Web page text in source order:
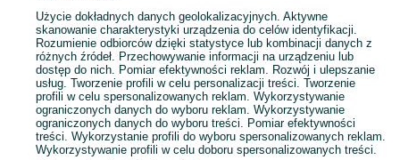
Użycie dokładnych danych geolokalizacyjnych. Aktywne
skanowanie charakterystyki urządzenia do celów identyfikacji.
Rozumienie odbiorców dzięki statystyce lub kombinacji danych z
różnych źródeł. Przechowywanie informacji na urządzeniu lub
dostęp do nich. Pomiar efektywności reklam. Rozwój i ulepszanie
usług. Tworzenie profili w celu personalizacji treści. Tworzenie
profili w celu spersonalizowanych reklam. Wykorzystywanie
ograniczonych danych do wyboru reklam. Wykorzystywanie
ograniczonych danych do wyboru treści. Pomiar efektywności
treści. Wykorzystanie profili do wyboru spersonalizowanych reklam.
Wykorzystywanie profili w celu doboru spersonalizowanych treści.